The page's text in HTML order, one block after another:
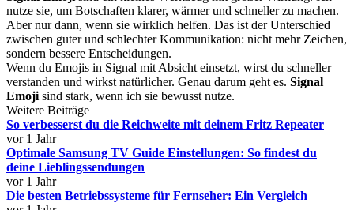
nutze sie, um Botschaften klarer, wärmer und schneller zu machen.
Aber nur dann, wenn sie wirklich helfen. Das ist der Unterschied
zwischen guter und schlechter Kommunikation: nicht mehr Zeichen,
sondern bessere Entscheidungen.
Wenn du Emojis in Signal mit Absicht einsetzt, wirst du schneller
verstanden und wirkst natürlicher. Genau darum geht es. Signal
Emoji sind stark, wenn ich sie bewusst nutze.
Weitere Beiträge
So verbesserst du die Reichweite mit deinem Fritz Repeater
vor 1 Jahr
Optimale Samsung TV Guide Einstellungen: So findest du
deine Lieblingssendungen
vor 1 Jahr
Die besten Betriebssysteme für Fernseher: Ein Vergleich